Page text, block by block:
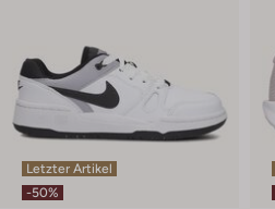
Letzter Artikel
-50%